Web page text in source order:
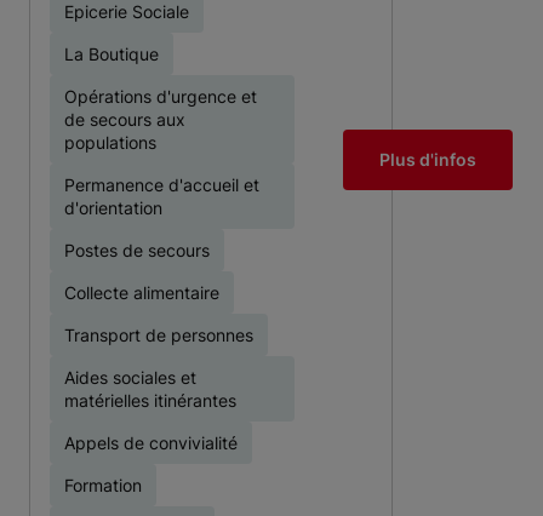
Epicerie Sociale
La Boutique
Opérations d'urgence et
de secours aux
populations
Permanence d'accueil et
d'orientation
Postes de secours
Collecte alimentaire
Transport de personnes
Aides sociales et
matérielles itinérantes
Appels de convivialité
Formation
Plus d'infos